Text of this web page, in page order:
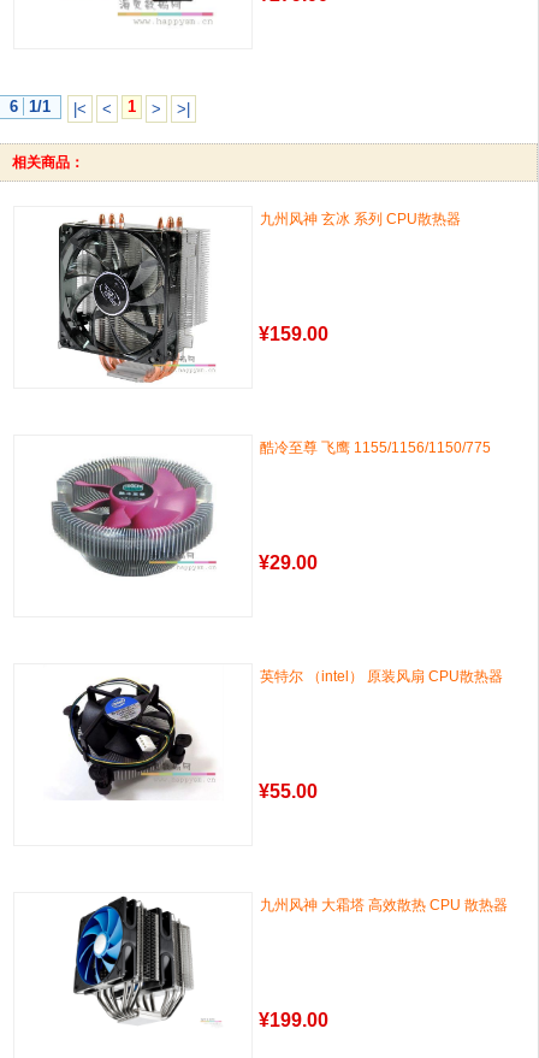
6 1/1 |< < 1 > >|
相关商品：
九州风神 玄冰 系列 CPU散热器
¥159.00
酷冷至尊 飞鹰 1155/1156/1150/775
¥29.00
英特尔 （intel） 原装风扇 CPU散热器
¥55.00
九州风神 大霜塔 高效散热 CPU 散热器
¥199.00